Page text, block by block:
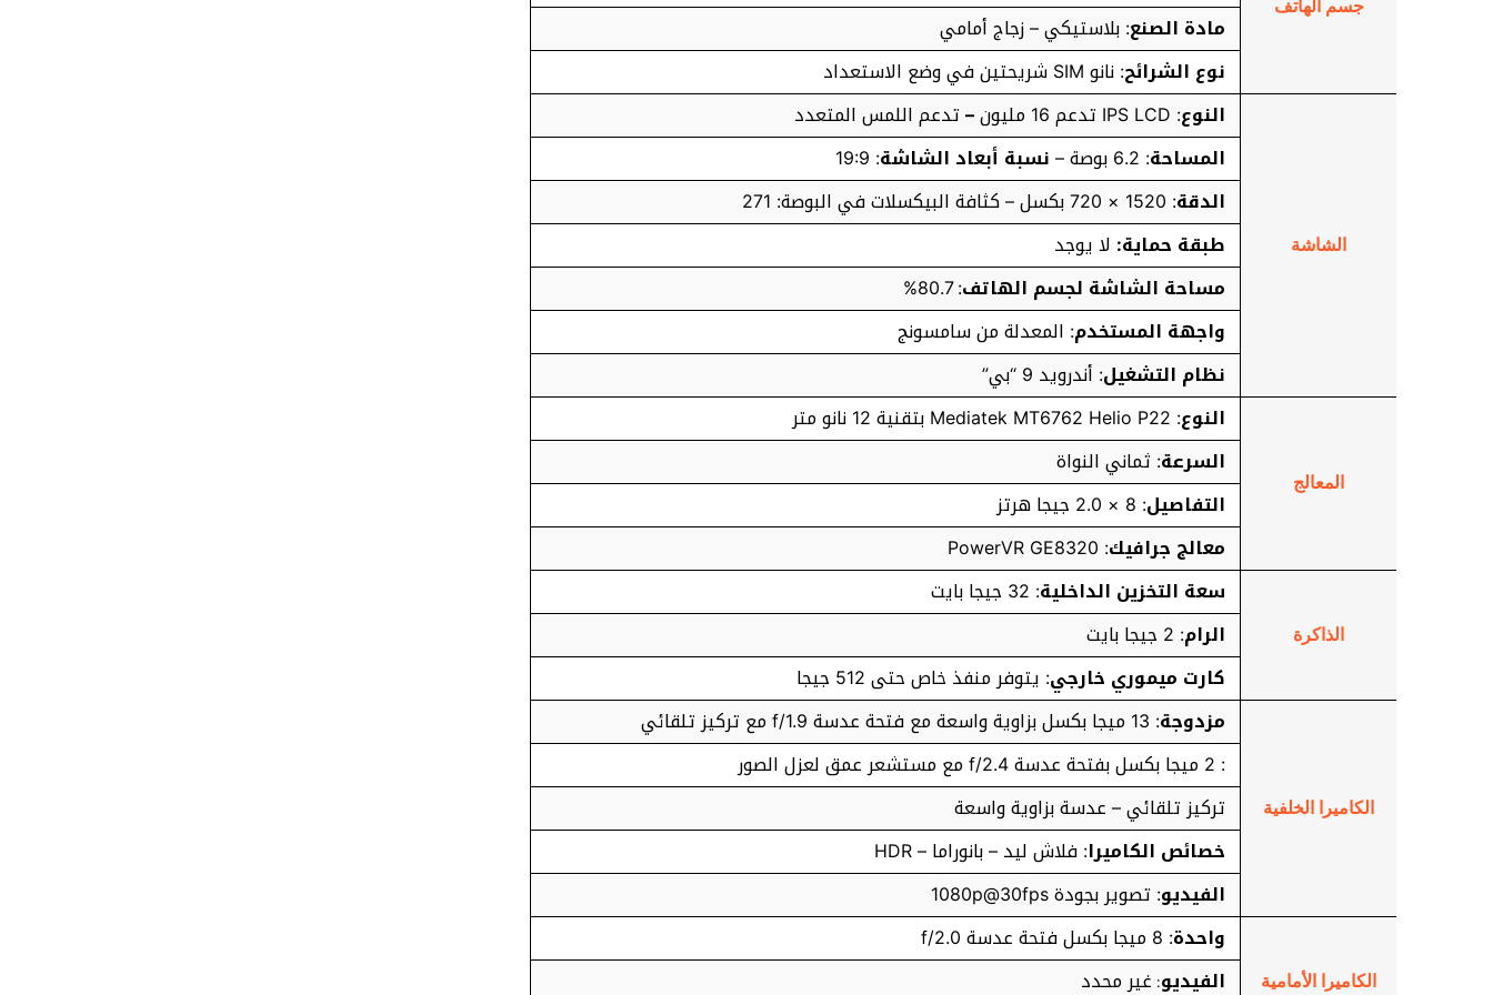
جسم الهاتف
مادة الصنع: بلاستيكي – زجاج أمامي
نوع الشرائح: نانو SIM شريحتين في وضع الاستعداد
الشاشة
النوع: IPS LCD تدعم 16 مليون –تدعم اللمس المتعدد
المساحة: 6.2 بوصة – نسبة أبعاد الشاشة: 19:9
الدقة: 1520 × 720 بكسل – كثافة البيكسلات في البوصة: 271
طبقة حماية: لا يوجد
مساحة الشاشة لجسم الهاتف: 80.7%
واجهة المستخدم: المعدلة من سامسونج
نظام التشغيل: أندرويد 9 “بي”
المعالج
النوع: Mediatek MT6762 Helio P22 بتقنية 12 نانو متر
السرعة: ثماني النواة
التفاصيل: 8 × 2.0 جيجا هرتز
معالج جرافيك: PowerVR GE8320
الذاكرة
سعة التخزين الداخلية: 32 جيجا بايت
الرام: 2 جيجا بايت
كارت ميموري خارجي: يتوفر منفذ خاص حتى 512 جيجا
الكاميرا الخلفية
مزدوجة: 13 ميجا بكسل بزاوية واسعة مع فتحة عدسة f/1.9 مع تركيز تلقائي
: 2 ميجا بكسل بفتحة عدسة f/2.4 مع مستشعر عمق لعزل الصور
تركيز تلقائي – عدسة بزاوية واسعة
خصائص الكاميرا: فلاش ليد – بانوراما – HDR
الفيديو: تصوير بجودة 1080p@30fps
الكاميرا الأمامية
واحدة: 8 ميجا بكسل فتحة عدسة f/2.0
الفيديو: غير محدد